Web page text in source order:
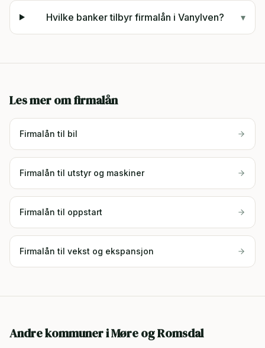
Hvilke banker tilbyr firmalån i Vanylven? ▾
Les mer om firmalån
Firmalån til bil
Firmalån til utstyr og maskiner
Firmalån til oppstart
Firmalån til vekst og ekspansjon
Andre kommuner iMøre og Romsdal